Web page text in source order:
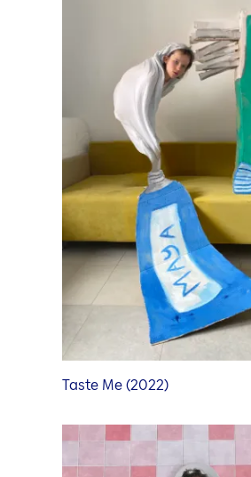
Ausstellung im Kunstforum
Künstler Portrait Video
Kuratorinnen und Kuratoren
Taste Me (2022)